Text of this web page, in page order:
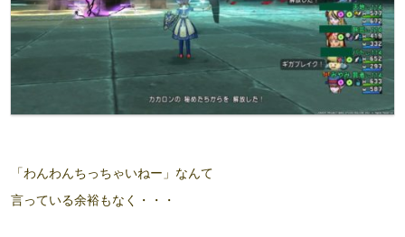
「わんわんちっちゃいねー」なんて
言っている余裕もなく・・・